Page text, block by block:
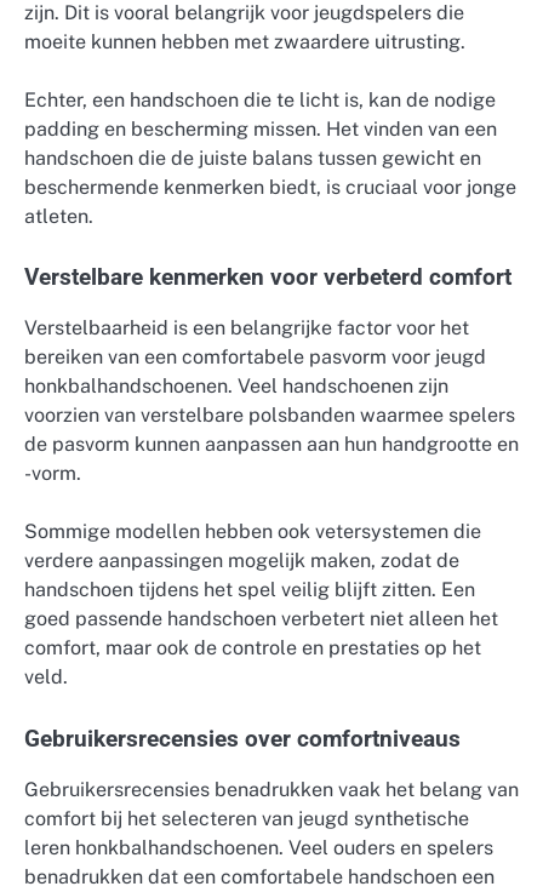
zijn. Dit is vooral belangrijk voor jeugdspelers die
moeite kunnen hebben met zwaardere uitrusting.
Echter, een handschoen die te licht is, kan de nodige
padding en bescherming missen. Het vinden van een
handschoen die de juiste balans tussen gewicht en
beschermende kenmerken biedt, is cruciaal voor jonge
atleten.
Verstelbare kenmerken voor verbeterd comfort
Verstelbaarheid is een belangrijke factor voor het
bereiken van een comfortabele pasvorm voor jeugd
honkbalhandschoenen. Veel handschoenen zijn
voorzien van verstelbare polsbanden waarmee spelers
de pasvorm kunnen aanpassen aan hun handgrootte en
-vorm.
Sommige modellen hebben ook vetersystemen die
verdere aanpassingen mogelijk maken, zodat de
handschoen tijdens het spel veilig blijft zitten. Een
goed passende handschoen verbetert niet alleen het
comfort, maar ook de controle en prestaties op het
veld.
Gebruikersrecensies over comfortniveaus
Gebruikersrecensies benadrukken vaak het belang van
comfort bij het selecteren van jeugd synthetische
leren honkbalhandschoenen. Veel ouders en spelers
benadrukken dat een comfortabele handschoen een